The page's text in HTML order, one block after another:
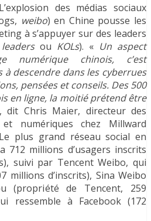
L’explosion des médias sociaux
weibo) en Chine pousse les
à s’appuyer sur des leaders
ou KOLs). « Un aspect
numérique chinois, c’est
à descendre dans les cyberrues
pensées et conseils. Des 500
en ligne, la moitié prétend être
Chris Maier, directeur des
numériques chez Millward
plus grand réseau social en
712 millions d’usagers inscrits
suivi par Tencent Weibo, qui
millions d’inscrits), Sina Weibo
(propriété de Tencent, 259
ressemble à Facebook (172